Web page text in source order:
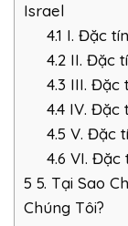
Israel
4.1 I. Đặc
4.2 II. Đặc
4.3 III. Đặc
4.4 IV. Đặc
4.5 V. Đặc
4.6 VI. Đặc
5 5. Tại Sao
Chúng Tôi?